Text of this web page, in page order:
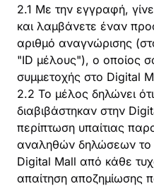
2.1 Με την εγγραφή,
και λαμβάνετε έναν
αριθμό αναγνώρισης
"ID μέλους"), ο οποίος
συμμετοχής στο Digital
2.2 Το μέλος δηλώνει
διαβιβάστηκαν στην
περίπτωση υπαίτιας
αναληθών δηλώσεων το
Digital Mall από κάθε
απαίτηση αποζημίωσης